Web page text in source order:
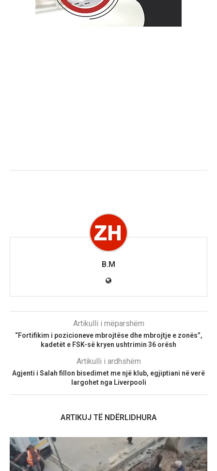
B.M
Artikulli i mëparshëm
“Fortifikim i pozicioneve mbrojtëse dhe mbrojtje e zonës”,
kadetët e FSK-së kryen ushtrimin 36 orësh
Artikulli i ardhshëm
Agjenti i Salah fillon bisedimet me një klub, egjiptiani në verë
largohet nga Liverpooli
ARTIKUJ TË NDËRLIDHURA